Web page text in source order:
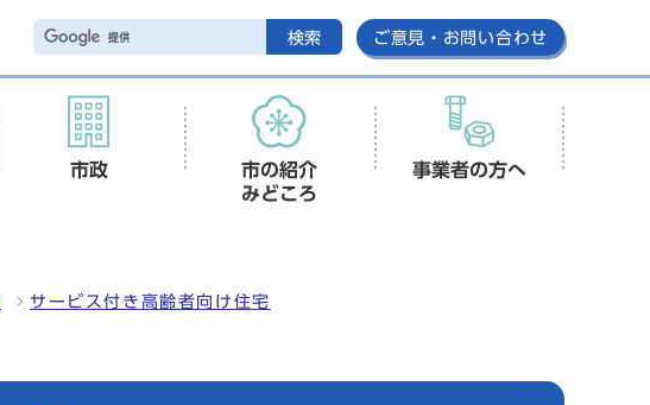
検索 ご意見・お問い合わせ
市政
市の紹介
みどころ
事業者の方へ
サービス付き高齢者向け住宅